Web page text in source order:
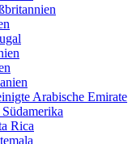
Arabische Emirate
Rica